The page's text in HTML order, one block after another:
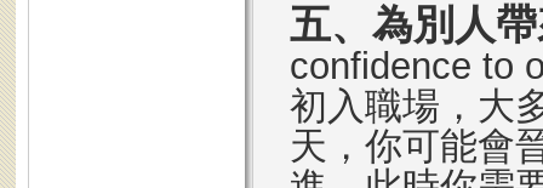
五、為別人
confidence to
初入職場，大
天，你可能會